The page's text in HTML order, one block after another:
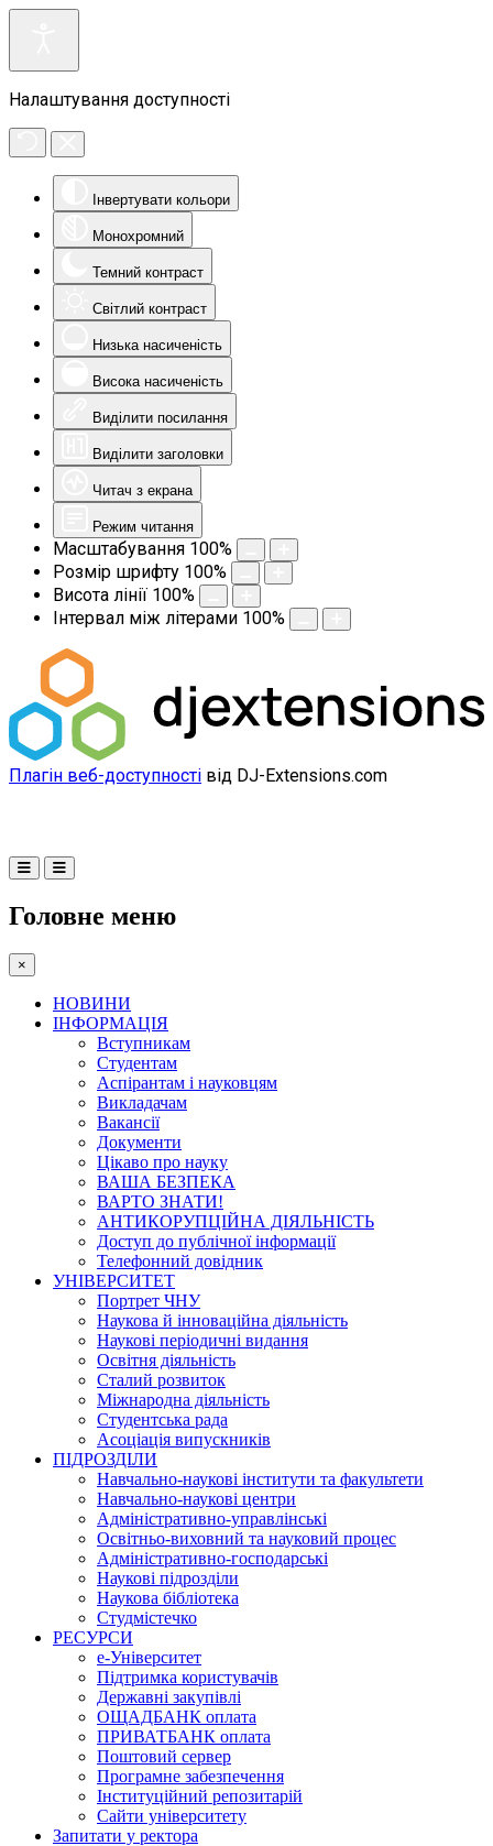
Налаштування доступності
Інвертувати кольори
Монохромний
Темний контраст
Світлий контраст
Низька насиченість
Висока насиченість
Виділити посилання
Виділити заголовки
Читач з екрана
Режим читання
Масштабування 100%
Розмір шрифту 100%
Висота лінії 100%
Інтервал між літерами 100%
Плагін веб-доступності від DJ-Extensions.com
Головне меню
×
НОВИНИ
ІНФОРМАЦІЯ
Вступникам
Студентам
Аспірантам і науковцям
Викладачам
Вакансії
Документи
Цікаво про науку
ВАША БЕЗПЕКА
ВАРТО ЗНАТИ!
АНТИКОРУПЦІЙНА ДІЯЛЬНІСТЬ
Доступ до публічної інформації
Телефонний довідник
УНІВЕРСИТЕТ
Портрет ЧНУ
Наукова й інноваційна діяльність
Наукові періодичні видання
Освітня діяльність
Сталий розвиток
Міжнародна діяльність
Студентська рада
Асоціація випускників
ПІДРОЗДІЛИ
Навчально-наукові інститути та факультети
Навчально-наукові центри
Адміністративно-управлінські
Освітньо-виховний та науковий процес
Адміністративно-господарські
Наукові підрозділи
Наукова бібліотека
Студмістечко
РЕСУРСИ
е-Університет
Підтримка користувачів
Державні закупівлі
ОЩАДБАНК оплата
ПРИВАТБАНК оплата
Поштовий сервер
Програмне забезпечення
Інституційний репозитарій
Сайти університету
Запитати у ректора